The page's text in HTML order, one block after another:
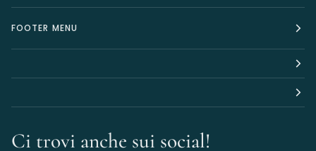
FOOTER MENU
Ci trovi anche sui social!